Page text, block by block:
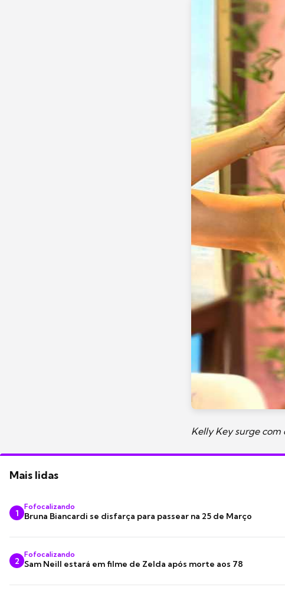
Kelly Key surge
Mais lidas
1
Fofocalizando
Bruna Biancardi se disfarça para passear na 25 de Março
2
Fofocalizando
Sam Neill estará em filme de Zelda após morte aos 78